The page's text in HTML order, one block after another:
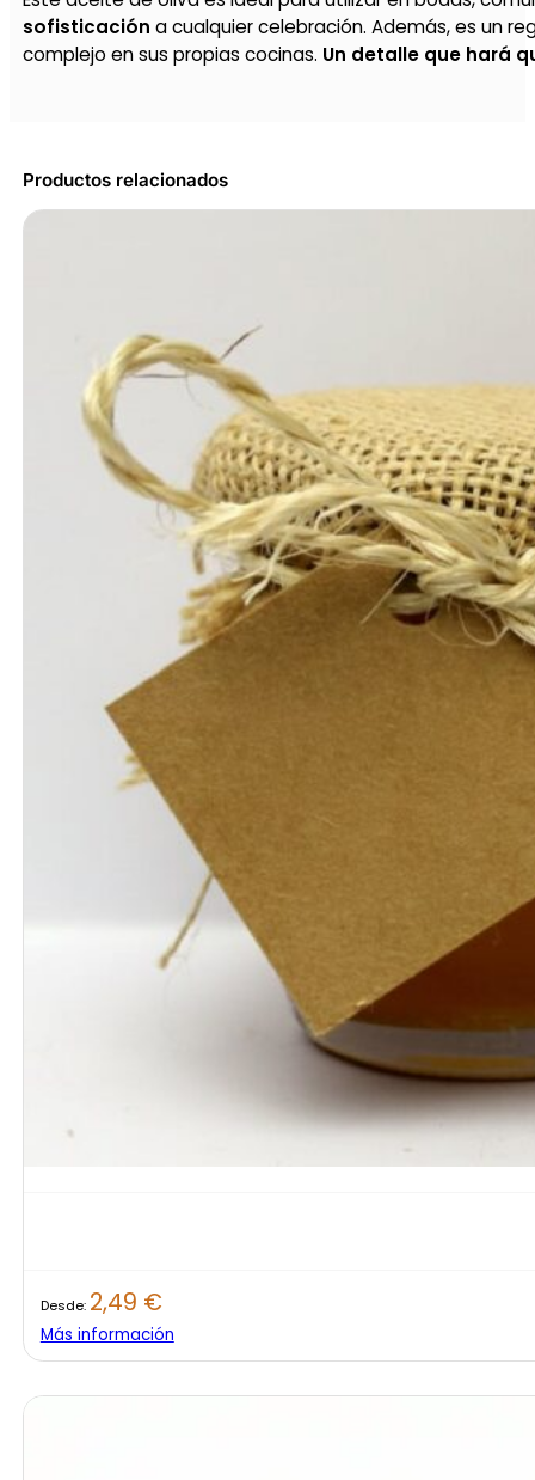
sofisticación a cualquier celebración. Además, es un
complejo en sus propias cocinas. Un detalle que hará
Productos relacionados
Desde: 2,49 €
Más información